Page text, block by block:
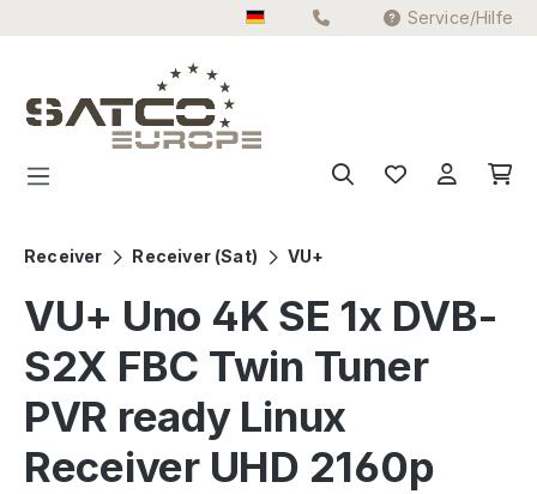
Zum Hauptinhalt springen Service/Hilfe
Receiver Receiver (Sat) VU+
VU+ Uno 4K SE 1x DVB-
S2X FBC Twin Tuner
PVR ready Linux
Receiver UHD 2160p